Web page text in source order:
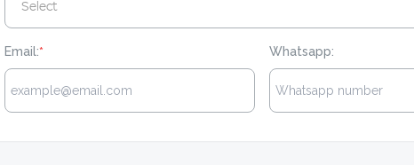
Select
Email:* Whatsapp: